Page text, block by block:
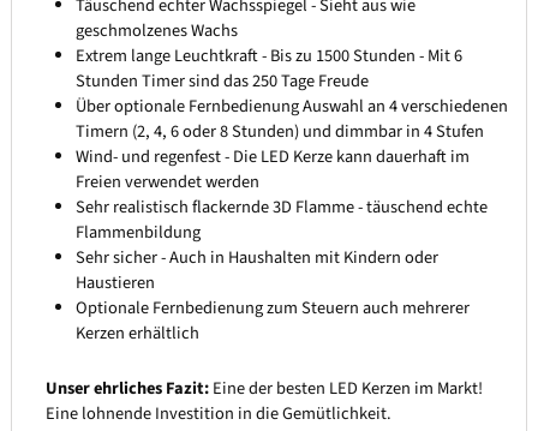
Täuschend echter Wachsspiegel - Sieht aus wie
geschmolzenes Wachs
Extrem lange Leuchtkraft - Bis zu 1500 Stunden - Mit 6
Stunden Timer sind das 250 Tage Freude
Über optionale Fernbedienung Auswahl an 4 verschiedenen
Timern (2, 4, 6 oder 8 Stunden) und dimmbar in 4 Stufen
Wind- und regenfest - Die LED Kerze kann dauerhaft im
Freien verwendet werden
Sehr realistisch flackernde 3D Flamme - täuschend echte
Flammenbildung
Sehr sicher - Auch in Haushalten mit Kindern oder
Haustieren
Optionale Fernbedienung zum Steuern auch mehrerer
Kerzen erhältlich
Unser ehrliches Fazit:Eine der besten LED Kerzen im Markt!
Eine lohnende Investition in die Gemütlichkeit.